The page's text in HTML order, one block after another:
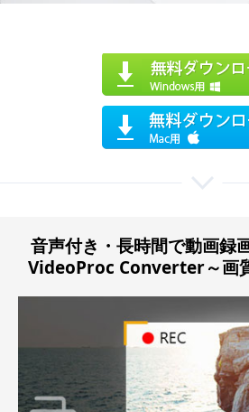
音声付き・長時間で動画録
VideoProc Converter～画